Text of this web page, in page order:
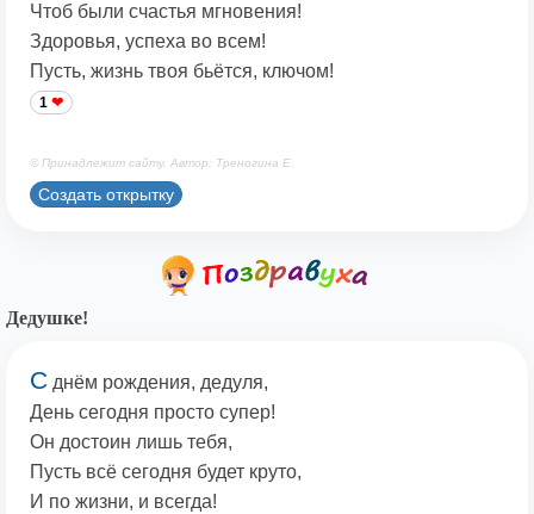
Чтоб были счастья мгновения!
Здоровья, успеха во всем!
Пусть, жизнь твоя бьётся, ключом!
1
© Принадлежит сайту. Автор: Треногина Е.
Создать открытку
Дедушке!
С днём рождения, дедуля,
День сегодня просто супер!
Он достоин лишь тебя,
Пусть всё сегодня будет круто,
И по жизни, и всегда!